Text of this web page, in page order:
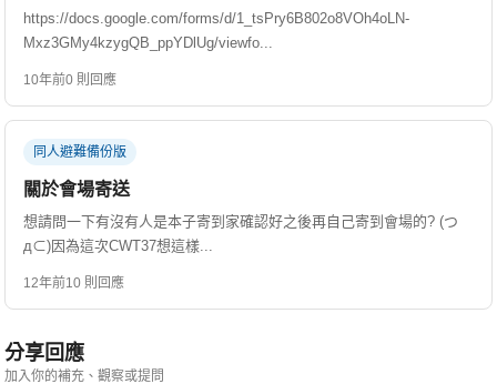
https://docs.google.com/forms/d/1_tsPry6B802o8VOh4oLN-
Mxz3GMy4kzygQB_ppYDlUg/viewfo...
10年前0 則回應
同人避難備份版
關於會場寄送
想請問一下有沒有人是本子寄到家確認好之後再自己寄到會場的? (つ
д⊂)因為這次CWT37想這樣...
12年前10 則回應
分享回應
加入你的補充、觀察或提問